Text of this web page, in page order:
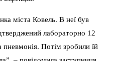
міста Ковель. В неї був
лабораторно 12
пневмонія. Потім зробили їй